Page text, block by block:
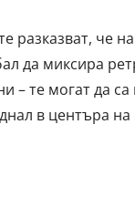
разказват, че
да миксира
– те могат да
в центъра на